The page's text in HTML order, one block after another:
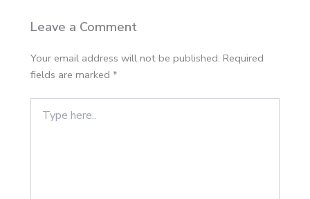
Leave a Comment
Your email address will not be published. Required
fields are marked*
here..